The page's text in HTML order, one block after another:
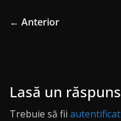
← Anterior
Lasă un răspuns
Trebuie să fii autentificat